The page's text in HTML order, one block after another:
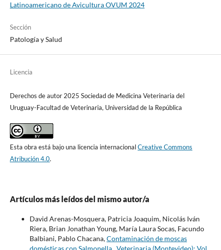
Latinoamericano de Avicultura OVUM 2024
Sección
Patología y Salud
Licencia
Derechos de autor 2025 Sociedad de Medicina Veterinaria del
Uruguay-Facultad de Veterinaria, Universidad de la República
Esta obra está bajo una licencia internacionalCreative Commons
Atribución 4.0.
Artículos más leídos del mismo autor/a
David Arenas-Mosquera, Patricia Joaquim, Nicolás Iván
Riera, Brian Jonathan Young, María Laura Socas, Facundo
Balbiani, Pablo Chacana,Contaminación de moscas
domésticas con Salmonella Veterinaria (Montevideo): Vol.